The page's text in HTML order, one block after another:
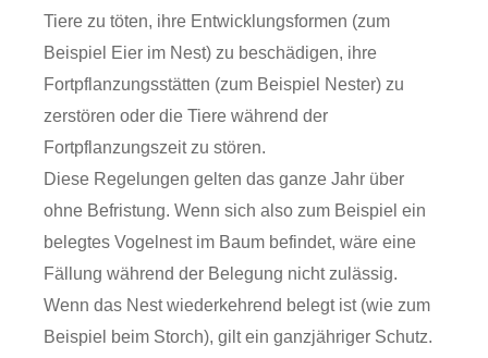
Tiere zu töten, ihre Entwicklungsformen (zum
Beispiel Eier im Nest) zu beschädigen, ihre
Fortpflanzungsstätten (zum Beispiel Nester) zu
zerstören oder die Tiere während der
Fortpflanzungszeit zu stören.
Diese Regelungen gelten das ganze Jahr über
ohne Befristung. Wenn sich also zum Beispiel ein
belegtes Vogelnest im Baum befindet, wäre eine
Fällung während der Belegung nicht zulässig.
Wenn das Nest wiederkehrend belegt ist(wie zum
Beispiel beim Storch), gilt ein ganzjähriger Schutz.